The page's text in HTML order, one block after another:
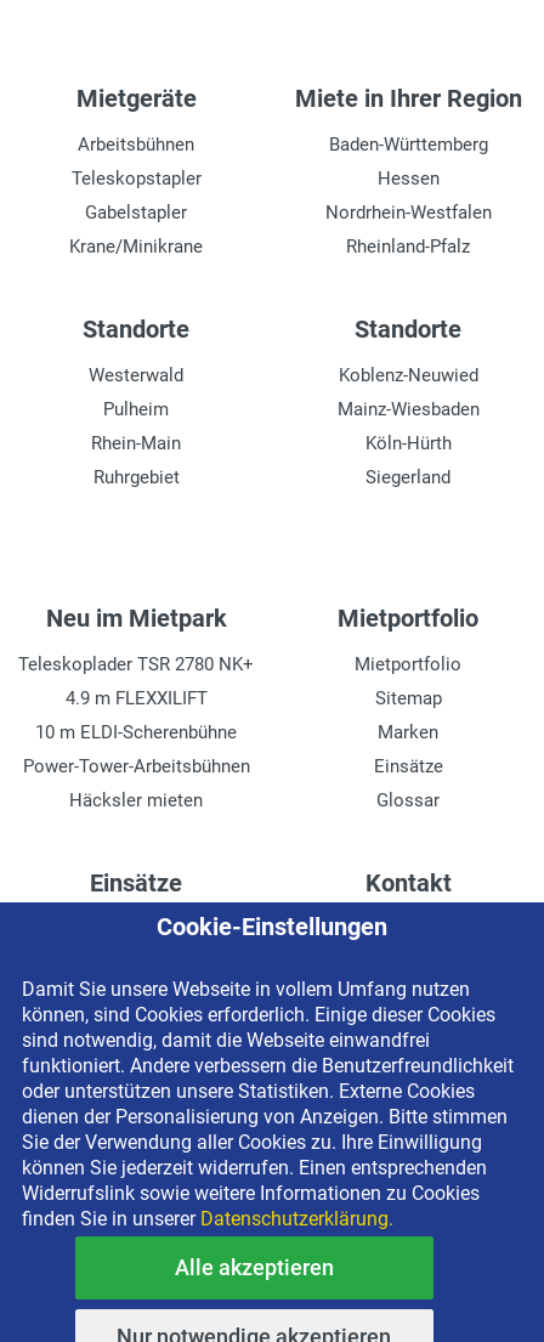
Mietgeräte
Arbeitsbühnen
Teleskopstapler
Gabelstapler
Krane/Minikrane
Miete in Ihrer Region
Baden-Württemberg
Hessen
Nordrhein-Westfalen
Rheinland-Pfalz
Standorte
Westerwald
Pulheim
Rhein-Main
Ruhrgebiet
Standorte
Koblenz-Neuwied
Mainz-Wiesbaden
Köln-Hürth
Siegerland
Neu im Mietpark
Teleskoplader TSR 2780 NK+
4.9 m FLEXXILIFT
10 m ELDI-Scherenbühne
Power-Tower-Arbeitsbühnen
Häcksler mieten
Mietportfolio
Mietportfolio
Sitemap
Marken
Einsätze
Glossar
Einsätze
Höhenzugang für
Drainage verlegen
Fassadenreinigung
Terrasse anlegen
Ladenbau
Kontakt
Kontaktformular
Impressum
Datenschutzerklärung
Newsletter-Anmeldung
Copyright © 2026 BEYER-Mietservice KG All rights reserved |
Kostenlose Miethotline 0800 092 99 70
Cookie-Einstellungen
Damit Sie unsere Webseite in vollem Umfang nutzen
können, sind Cookies erforderlich. Einige dieser Cookies
sind notwendig, damit die Webseite einwandfrei
funktioniert. Andere verbessern die Benutzerfreundlichkeit
oder unterstützen unsere Statistiken. Externe Cookies
dienen der Personalisierung von Anzeigen. Bitte stimmen
Sie der Verwendung aller Cookies zu. Ihre Einwilligung
können Sie jederzeit widerrufen. Einen entsprechenden
Widerrufslink sowie weitere Informationen zu Cookies
finden Sie in unserer Datenschutzerklärung.
Alle akzeptieren
Nur notwendige akzeptieren